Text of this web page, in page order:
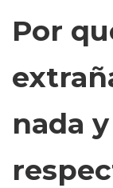
Por
nada